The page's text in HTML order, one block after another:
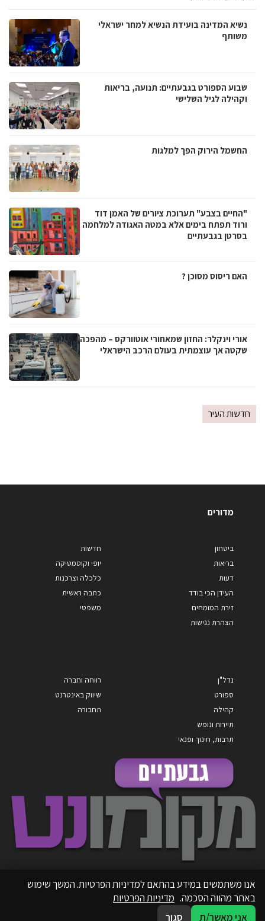
נשיא המדינה בועידת הנשיא למחר ישראלי
משותף
שבוע הספורט בגבעתיים: תנועה, בריאות
וקהילה לגיל השלישי
החשמל הירוק הפך למלגות
"החיים בצבע" תערוכת ציורים של האמן דוד
ורוד תפתח בימים אלא במטה האגודה למלחמה
בסרטן בגבעתיים
האם ריסוס מסוכן ?
אורי וינקלר: החזון שמאחורי אוטוורקס – מהפכה
שקטה אך עוצמתית בעולם הרכב הישראלי
חדשות העיר
מדורים
ביטחון
בריאות
דעות
העידן הכי בודד
זירת המומחים
הצהרת נגישות
חדשות
יופי וקוסמטיקה
כלכלה וצרכנות
כתבה ראשית
משפטי
נדל"ן
ספורט
קהילה
תיירות ונופש
תרבות, חינוך ופנאי
רווחה וחברה
שיווק באינטרנט
תחבורה
אנו משתמשים במידע בהתאם למדיניות הפרטיות. המשך שימוש
באתר מהווה הסכמה. מדיניות הפרטיות
אני מאשר/ת
סגור